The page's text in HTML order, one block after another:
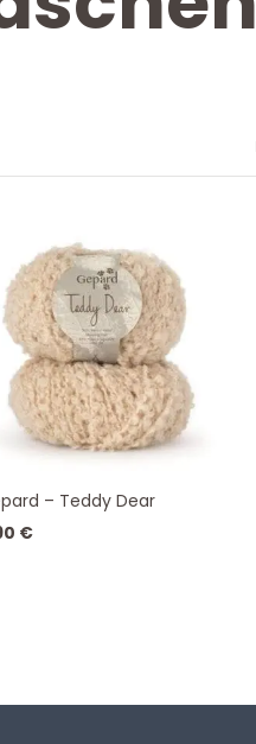
– Teddy Dear
€